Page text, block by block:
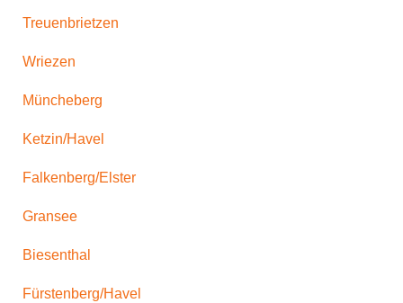
Treuenbrietzen
Wriezen
Müncheberg
Ketzin/Havel
Falkenberg/Elster
Gransee
Biesenthal
Fürstenberg/Havel